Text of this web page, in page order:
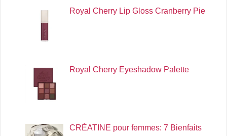
Royal Cherry Lip Gloss Cranberry Pie
Royal Cherry Eyeshadow Palette
CRÉATINE pour femmes: 7 Bienfaits